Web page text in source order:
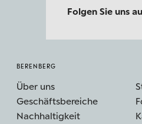
Folgen Sie uns
BERENBERG
Über uns
Geschäftsbereiche
Nachhaltigkeit